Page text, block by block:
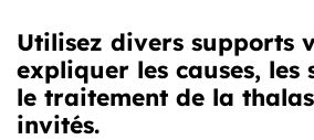
Utilisez divers supports
expliquer les causes, les
le traitement de la
invités.